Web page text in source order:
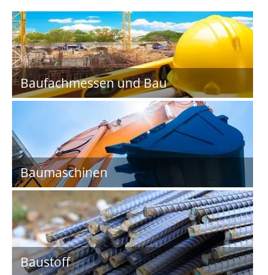
Baufachmessen und Bau
Baumaschinen
Baustoff